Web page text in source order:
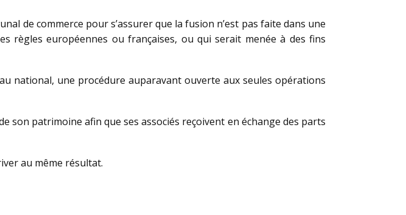
de commerce pour s’assurer que la fusion n’est pas faite dans une
règles européennes ou françaises, ou qui serait menée à des fins
national, une procédure auparavant ouverte aux seules opérations
son patrimoine afin que ses associés reçoivent en échange des parts
au même résultat.